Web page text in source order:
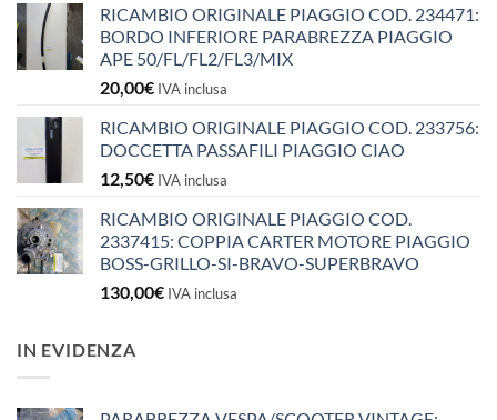
RICAMBIO ORIGINALE PIAGGIO COD. 234471:
BORDO INFERIORE PARABREZZA PIAGGIO
APE 50/FL/FL2/FL3/MIX
20,00€ IVA inclusa
RICAMBIO ORIGINALE PIAGGIO COD. 233756:
DOCCETTA PASSAFILI PIAGGIO CIAO
12,50€ IVA inclusa
RICAMBIO ORIGINALE PIAGGIO COD.
2337415: COPPIA CARTER MOTORE PIAGGIO
BOSS-GRILLO-SI-BRAVO-SUPERBRAVO
130,00€ IVA inclusa
IN EVIDENZA